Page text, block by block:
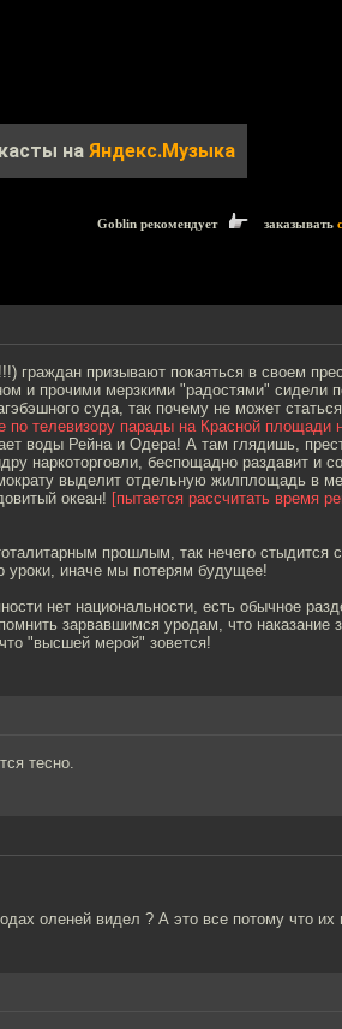
на Яндекс.Музыка
Goblin рекомендует заказывать
граждан призывают покаяться в своем
и прочими мерзкими "радостями" сидели
суда, так почему не может
по телевизору парады на Красной площади
воды Рейна и Одера! А там глядишь,
наркоторговли, беспощадно раздавит и
выделит отдельную жилплощадь в
океан! [пытается рассчитать время
прошлым, так нечего стыдится
уроки, иначе мы потерям будущее!
нет национальности, есть обычное
зарвавшимся уродам, что наказание
"высшей мерой" зовется!
тесно.
оленей видел ? А это все потому что их